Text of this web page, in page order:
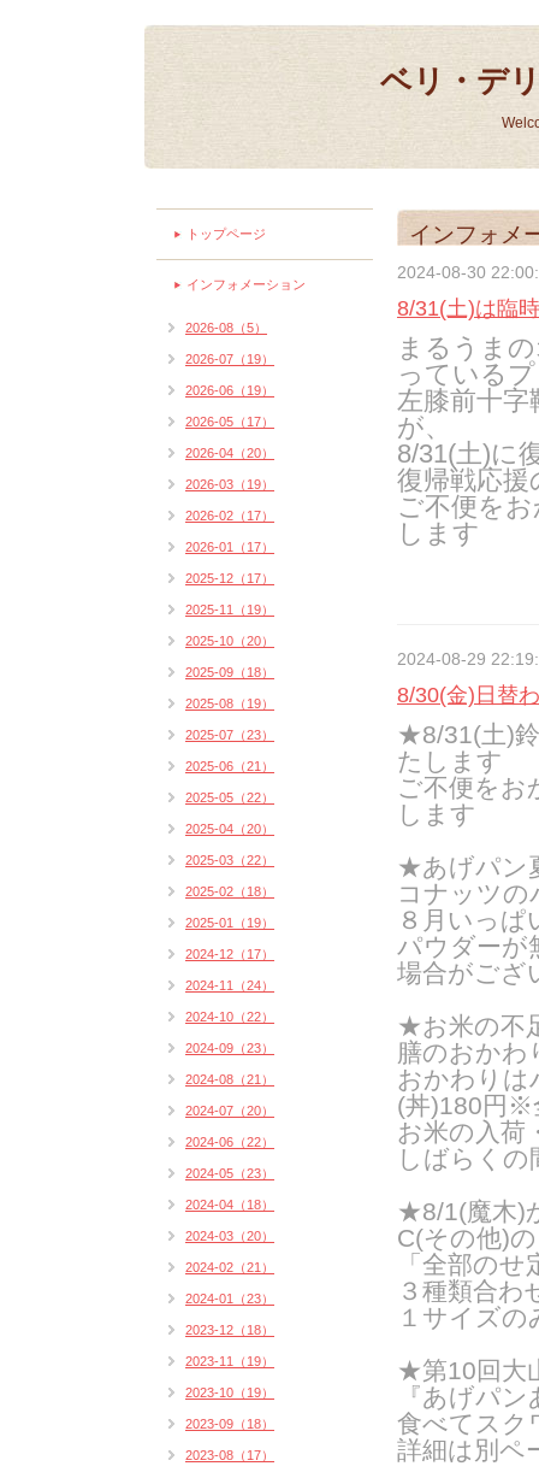
ベリ・デ
インフォメ
2024-08-30
8/31(土)は臨
まるうま
っている
左膝前十
が、
8/31(土)に
復帰戦応
ご不便を
します
2024-08-29
8/30(金)日替
★8/31(土)
たします
ご不便をお
します
★あげパン
コナッツ
８月いっぱ
パウダーが
場合がござ
★お米の不
膳のおかわ
おかわりは
(丼)180円※
お米の入荷
しばらくの
★8/1(魔木)
C(その他)
「全部の
３種類合わ
１サイズ
★第10回大
『あげパ
食べてスク
詳細は別ペ
トップページ
インフォメーション
2026-08（5）
2026-07（19）
2026-06（19）
2026-05（17）
2026-04（20）
2026-03（19）
2026-02（17）
2026-01（17）
2025-12（17）
2025-11（19）
2025-10（20）
2025-09（18）
2025-08（19）
2025-07（23）
2025-06（21）
2025-05（22）
2025-04（20）
2025-03（22）
2025-02（18）
2025-01（19）
2024-12（17）
2024-11（24）
2024-10（22）
2024-09（23）
2024-08（21）
2024-07（20）
2024-06（22）
2024-05（23）
2024-04（18）
2024-03（20）
2024-02（21）
2024-01（23）
2023-12（18）
2023-11（19）
2023-10（19）
2023-09（18）
2023-08（17）